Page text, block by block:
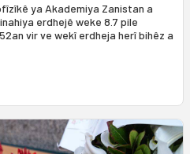
ya Akademiya Zanistan a
erdhejê weke 8.7 pile
vir ve wekî erdheja herî bihêz a